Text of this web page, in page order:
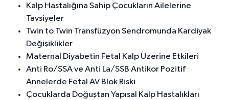
Kalp Hastalığına Sahip Çocukların Ailelerine
Tavsiyeler
Twin to Twin Transfüzyon Sendromunda Kardiyak
Değişiklikler
Maternal Diyabetin Fetal Kalp Üzerine Etkileri
Anti Ro/SSA ve Anti La/SSB Antikor Pozitif
Annelerde Fetal AV Blok Riski
Çocuklarda Doğuştan Yapısal Kalp Hastalıkları